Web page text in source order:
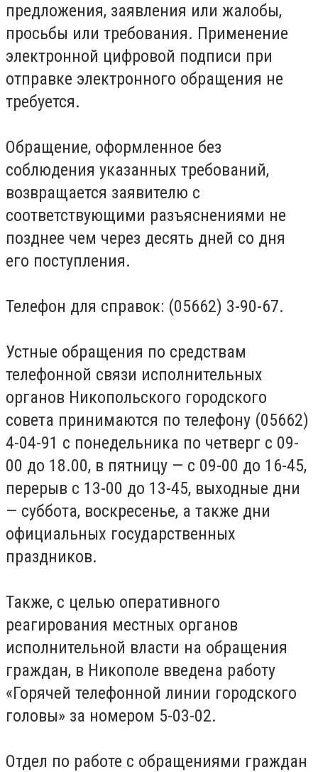
предложения, заявления или жалобы,
просьбы или требования. Применение
электронной цифровой подписи при
отправке электронного обращения не
требуется.
Обращение, оформленное без
соблюдения указанных требований,
возвращается заявителю с
соответствующими разъяснениями не
позднее чем через десять дней со дня
его поступления.
Телефон для справок: (05662) 3-90-67.
Устные обращения по средствам
телефонной связи исполнительных
органов Никопольского городского
совета принимаются по телефону (05662)
4-04-91 с понедельника по четверг с 09-
00 до 18.00, в пятницу — с 09-00 до 16-45,
перерыв с 13-00 до 13-45, выходные дни
— суббота, воскресенье, а также дни
официальных государственных
праздников.
Также, с целью оперативного
реагирования местных органов
исполнительной власти на обращения
граждан, в Никополе введена работу
«Горячей телефонной линии городского
головы» за номером 5-03-02.
Отдел по работе с обращениями граждан